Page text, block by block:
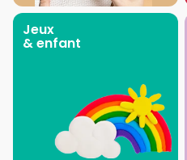
Jeux
& enfant